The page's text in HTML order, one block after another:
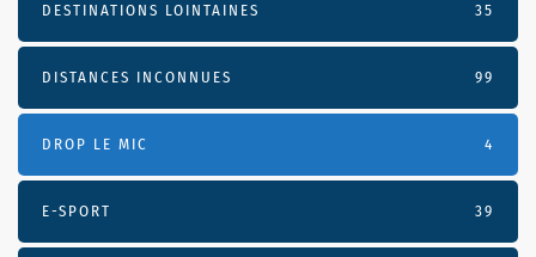
DESTINATIONS LOINTAINES 35
DISTANCES INCONNUES 99
DROP LE MIC 4
E-SPORT 39